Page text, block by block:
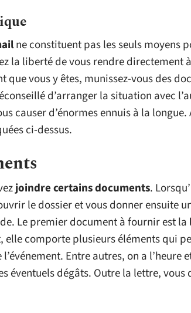
ne constituent pas les seuls moyens
la liberté de vous rendre directement
que vous y êtes, munissez-vous des
d’arranger la situation avec
causer d’énormes ennuis à la longue.
ci-dessus.
joindre certains documents.
le dossier et vous donner ensuite
Le premier document à fournir est la
elle comporte plusieurs éléments qui
Entre autres, on a l’heure
éventuels dégâts. Outre la lettre, vous